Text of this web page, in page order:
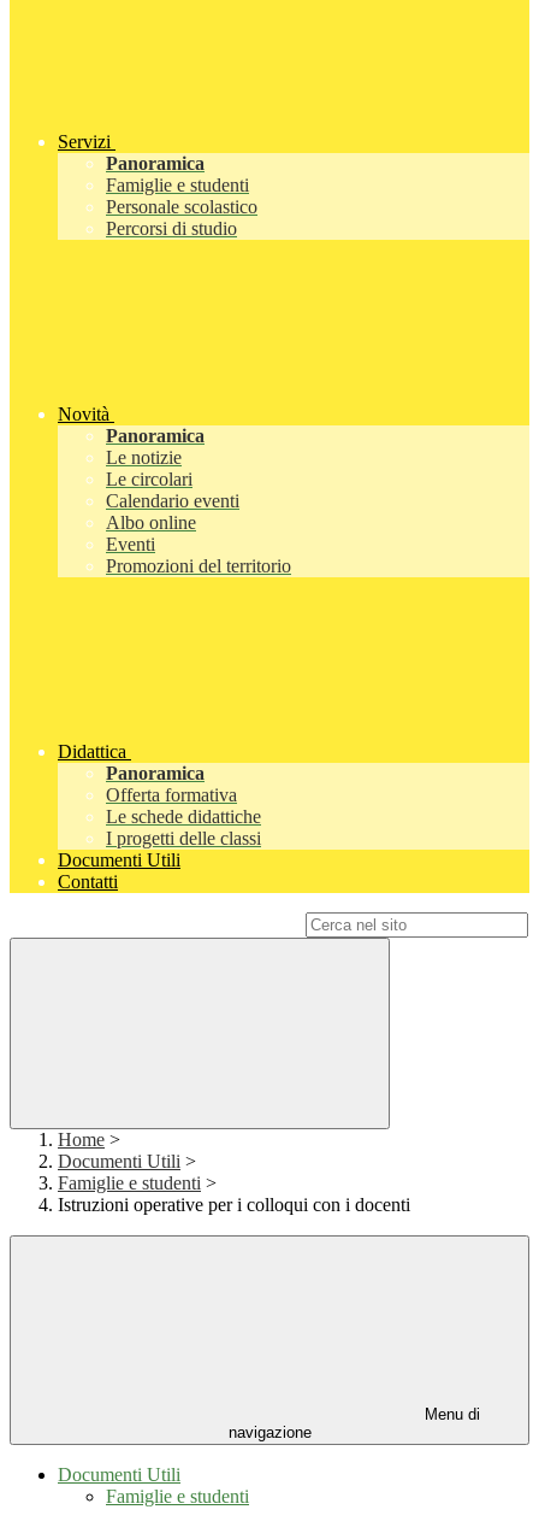
Servizi
Panoramica
Famiglie e studenti
Personale scolastico
Percorsi di studio
Novità
Panoramica
Le notizie
Le circolari
Calendario eventi
Albo online
Eventi
Promozioni del territorio
Didattica
Panoramica
Offerta formativa
Le schede didattiche
I progetti delle classi
Documenti Utili
Contatti
Home >
Documenti Utili >
Famiglie e studenti >
Istruzioni operative per i colloqui con i docenti
Menu di
navigazione
Documenti Utili
Famiglie e studenti